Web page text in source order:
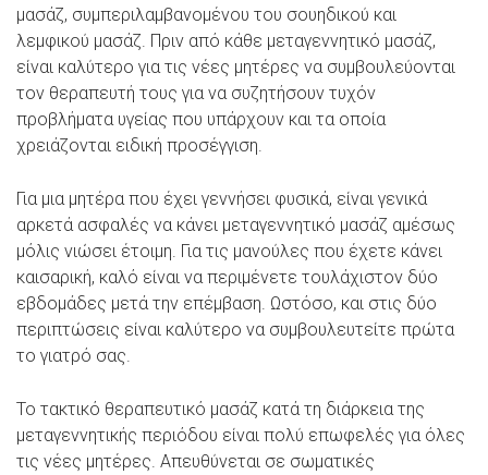
μασάζ, συμπεριλαμβανομένου του σουηδικού και
λεμφικού μασάζ. Πριν από κάθε μεταγεννητικό μασάζ,
είναι καλύτερο για τις νέες μητέρες να συμβουλεύονται
τον θεραπευτή τους για να συζητήσουν τυχόν
προβλήματα υγείας που υπάρχουν και τα οποία
χρειάζονται ειδική προσέγγιση.
Για μια μητέρα που έχει γεννήσει φυσικά, είναι γενικά
αρκετά ασφαλές να κάνει μεταγεννητικό μασάζ αμέσως
μόλις νιώσει έτοιμη. Για τις μανούλες που έχετε κάνει
καισαρική, καλό είναι να περιμένετε τουλάχιστον δύο
εβδομάδες μετά την επέμβαση. Ωστόσο, και στις δύο
περιπτώσεις είναι καλύτερο να συμβουλευτείτε πρώτα
το γιατρό σας.
Το τακτικό θεραπευτικό μασάζ κατά τη διάρκεια της
μεταγεννητικής περιόδου είναι πολύ επωφελές για όλες
τις νέες μητέρες. Απευθύνεται σε σωματικές